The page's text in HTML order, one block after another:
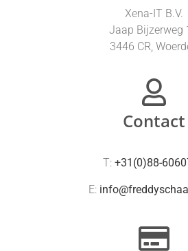
Xena-IT B.V.
Jaap Bijzerweg
3446 CR,
Contact
T: +31(0)88-
E: